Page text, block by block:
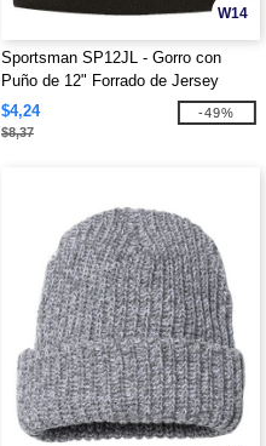
W14
Sportsman SP12JL - Gorro con
Puño de 12" Forrado de Jersey
$4,24
$8,37
-49%